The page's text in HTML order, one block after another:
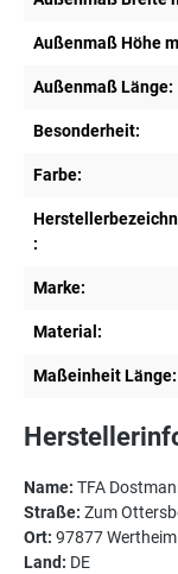
Außenmaß Höhe
Außenmaß Länge:
Besonderheit:
Farbe:
:
Marke:
Material:
Maßeinheit Länge:
Name: TFA
Straße: Zum
Ort: 97877 Wertheim
Land: DE